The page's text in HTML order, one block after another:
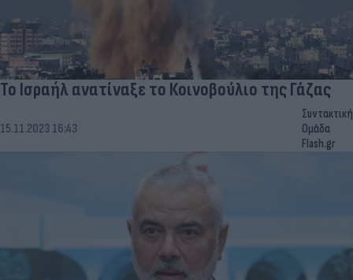
Το Ισραήλ ανατίναξε το Κοινοβούλιο της Γάζας
15.11.2023 16:43
Συντακτική
Ομάδα
Flash.gr